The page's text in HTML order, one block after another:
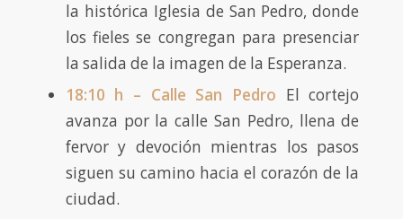
la histórica Iglesia de San Pedro, donde
los fieles se congregan para presenciar
la salida de la imagen de la Esperanza.
18:10 h – Calle San Pedro El cortejo
avanza por la calle San Pedro, llena de
fervor y devoción mientras los pasos
siguen su camino hacia el corazón de la
ciudad.